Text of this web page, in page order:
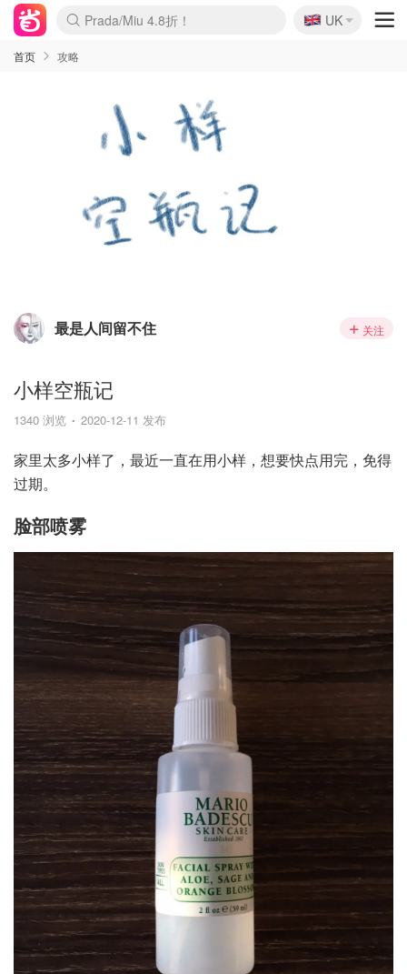
Prada/Miu 4.8折！
🇬🇧
UK
首页 攻略
最是人间留不住 关注
小样空瓶记
1340 浏览 2020-12-11 发布
家里太多小样了，最近一直在用小样，想要快点用完，免得
过期。
脸部喷雾